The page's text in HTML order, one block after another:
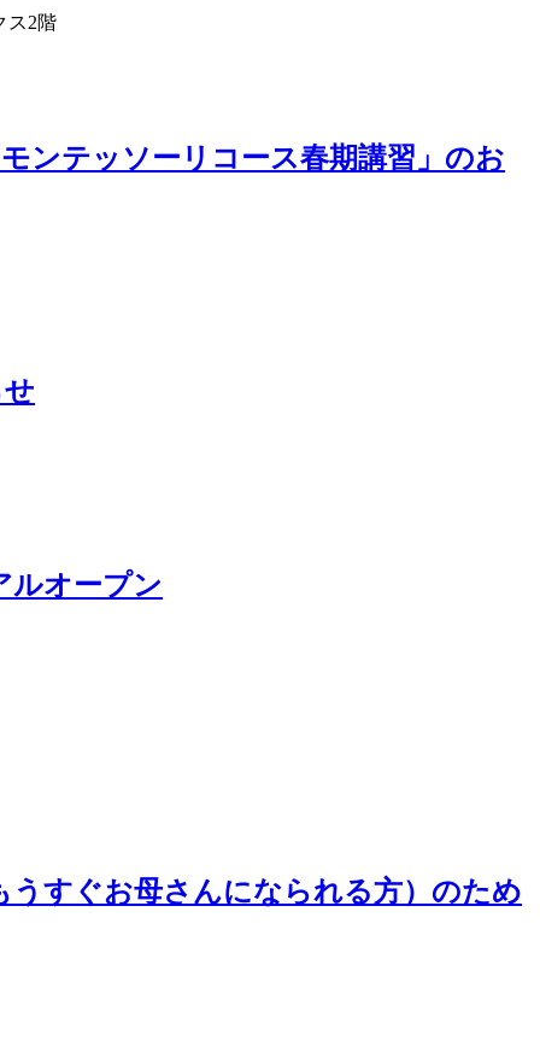
ス2階
ンテッソーリコース春期講習」のお
ルオープン
うすぐお母さんになられる方）のため